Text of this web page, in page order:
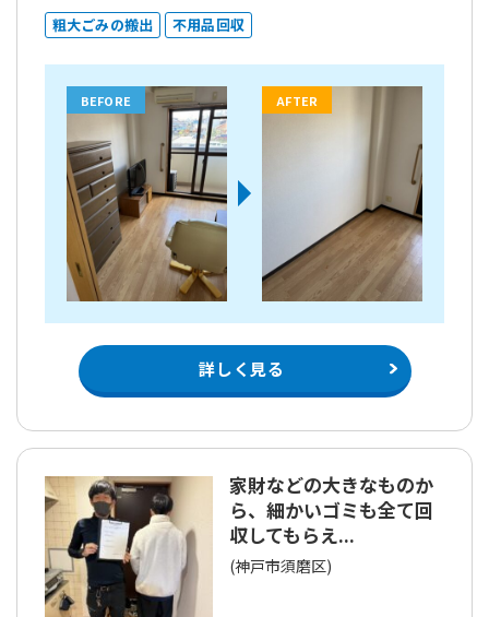
粗大ごみの搬出 不用品回収
BEFORE AFTER
詳しく見る
家財などの大きなものか
ら、細かいゴミも全て回
収してもらえ...
(神戸市須磨区)